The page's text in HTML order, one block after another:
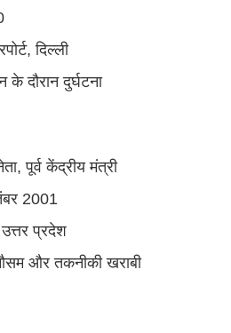
दिल्ली
के दौरान दुर्घटना
पूर्व केंद्रीय मंत्री
2001
प्रदेश
और तकनीकी खराबी